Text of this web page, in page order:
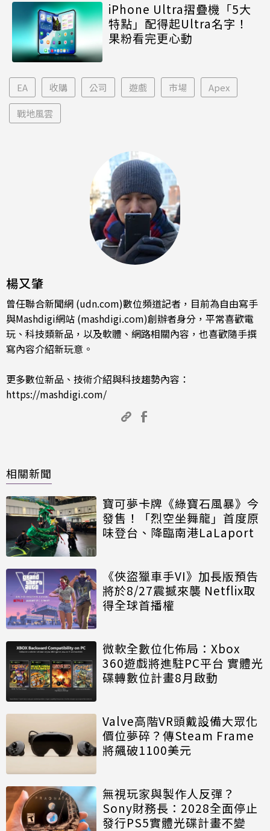
iPhone Ultra摺疊機「5大
特點」配得起Ultra名字！
果粉看完更心動
EA 收購 公司 遊戲 市場 Apex
戰地風雲
楊又肇
曾任聯合新聞網 (udn.com)數位頻道記者，目前為自由寫手
與Mashdigi網站 (mashdigi.com)創辦者身分，平常喜歡電
玩、科技類新品，以及軟體、網路相關內容，也喜歡隨手撰
寫內容介紹新玩意。
更多數位新品、技術介紹與科技趨勢內容：
https://mashdigi.com/
相關新聞
寶可夢卡牌《綠寶石風暴》今
發售！「烈空坐舞龍」首度原
味登台、降臨南港LaLaport
《俠盜獵車手VI》加長版預告
將於8/27震撼來襲 Netflix取
得全球首播權
微軟全數位化佈局：Xbox
360遊戲將進駐PC平台 實體光
碟轉數位計畫8月啟動
Valve高階VR頭戴設備大眾化
價位夢碎？傳Steam Frame
將飆破1100美元
無視玩家與製作人反彈？
Sony財務長：2028全面停止
發行PS5實體光碟計畫不變